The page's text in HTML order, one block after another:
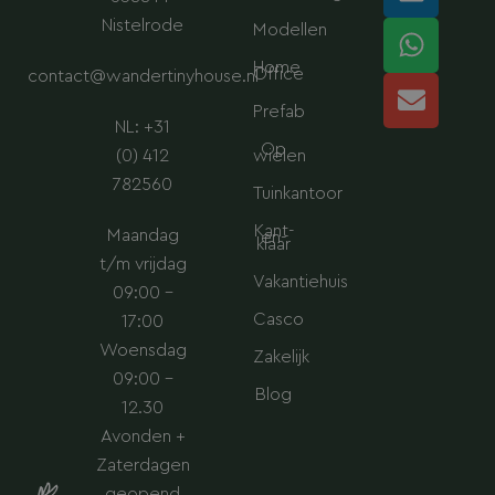
Nistelrode
contact@wandertinyhouse.nl
NL: +31
(0) 412
782560
Maandag
t/m vrijdag
09:00 –
17:00
Woensdag
09:00 –
12.30
Avonden +
Zaterdagen
Modellen
Home
Office
Prefab
Op
wielen
Tuinkantoor
Kant-
en-
klaar
Vakantiehuis
Casco
Zakelijk
Blog
a
g
r
a
e
d
i
n
s
a
p
p
l
o
p
e